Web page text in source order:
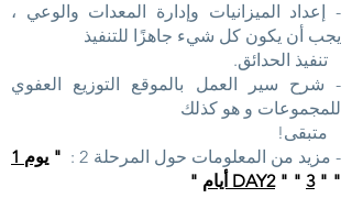
- إعداد الميزانيات وإدارة المعدات والوعي ،
يجب أن يكون كل شيء جاهزًا للتنفيذ
تنفيذ الحدائق.
- شرح سير العمل بالموقع التوزيع العفوي
للمجموعات و هو كذلك
متبقى!
- مزيد من المعلومات حول المرحلة 2
:
" يوم 1
"
"
DAY2" " 3 أيام "